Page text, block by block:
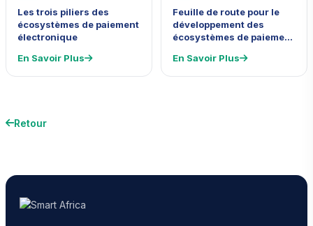
Les trois piliers des
écosystèmes de paiement
électronique
En Savoir Plus
Feuille de route pour le
développement des
écosystèmes de paiement
En Savoir Plus
Retour